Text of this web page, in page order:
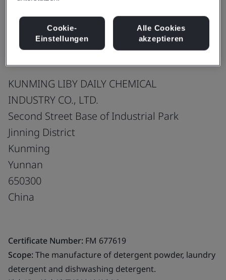
ISO 9001:2015
KUNMING LIBY DAILY CHEMICAL
INDUSTRY CO., LTD.
Second Street Base of Industrial Park
Jinning District
Kunming
Yunnan
650300
China
Certificate Number: FM 677619
Scope:The manufacture of detergent powder, laundry
detergent and dishwashing detergent.
Cookie-
Einstellungen
Alle Cookies
akzeptieren